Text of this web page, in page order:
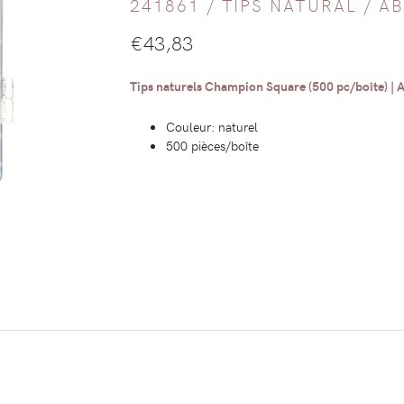
€43,83
Tips naturels Champion Square (500 pc/boîte) |
Couleur: naturel
500 pièces/boîte